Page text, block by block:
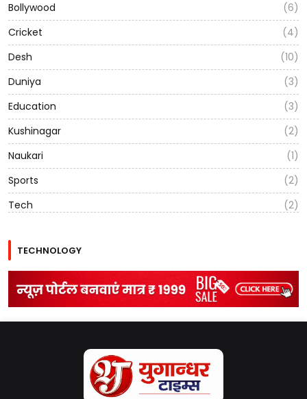
Bollywood
(6)
Cricket
(4)
Desh
(10)
Duniya
(3)
Education
(3)
Kushinagar
(2)
Naukari
(1)
Sports
(2)
Tech
(2)
TECHNOLOGY